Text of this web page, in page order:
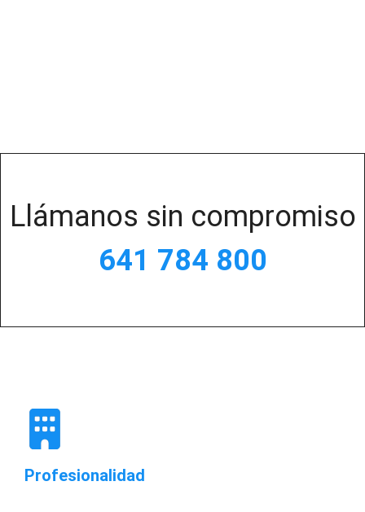
Llámanos sin compromiso
641 784 800
Profesionalidad